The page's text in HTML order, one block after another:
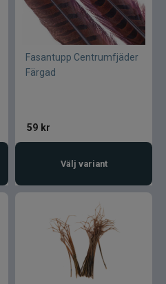
Fasantupp Centrumfjäder
Färgad
59 kr
Välj variant